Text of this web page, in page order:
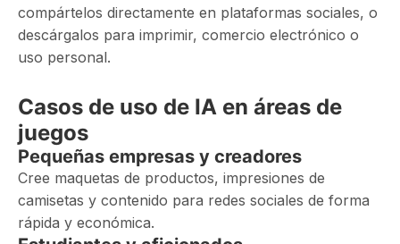
compártelos directamente en plataformas sociales, o
descárgalos para imprimir, comercio electrónico o
uso personal.
Casos de uso de IA en áreas de
juegos
Pequeñas empresas y creadores
Cree maquetas de productos, impresiones de
camisetas y contenido para redes sociales de forma
rápida y económica.